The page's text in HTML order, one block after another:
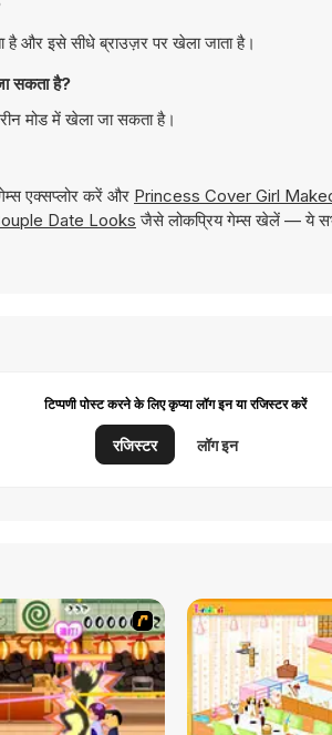
और इसे सीधे ब्राउज़र पर खेला जाता है।
सकता है?
मोड में खेला जा सकता है।
एक्सप्लोर करें और Princess Cover Girl
Date Looks जैसे लोकप्रिय गेम्स खेलें — ये
टिप्पणी पोस्ट करने के लिए कृप्या लॉग इन या रजिस्टर करें
रजिस्टर लॉग इन